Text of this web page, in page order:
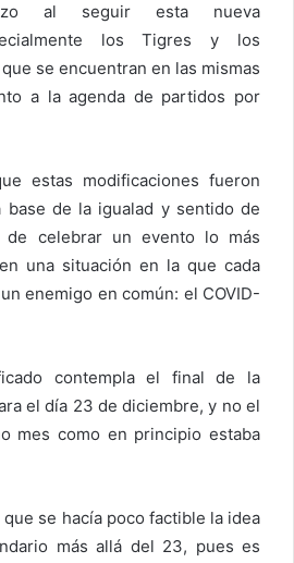
al seguir esta nueva
los Tigres y los
se encuentran en las mismas
a la agenda de partidos por
estas modificaciones fueron
base de la igualad y sentido de
celebrar un evento lo más
una situación en la que cada
enemigo en común: el COVID-
contempla el final de la
el día 23 de diciembre, y no el
mes como en principio estaba
se hacía poco factible la idea
más allá del 23, pues es